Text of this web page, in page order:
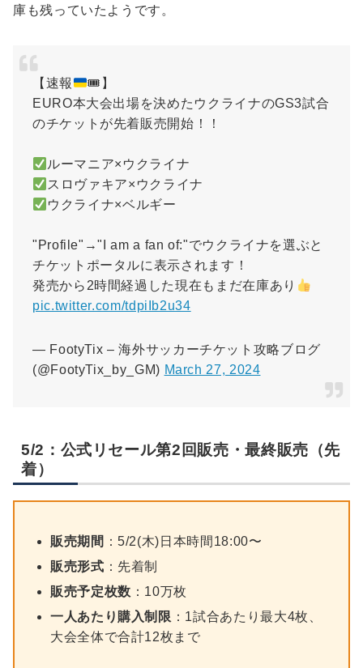
庫も残っていたようです。
【速報
🎟】
EURO本大会出場を決めたウクライナのGS3試合
のチケットが先着販売開始！！
ルーマニア×ウクライナ
スロヴァキア×ウクライナ
ウクライナ×ベルギー
"Profile"→"I am a fan of:"でウクライナを選ぶと
チケットポータルに表示されます！
発売から2時間経過した現在もまだ在庫あり
pic.twitter.com/tdpiIb2u34
— FootyTix – 海外サッカーチケット攻略ブログ
(@FootyTix_by_GM) March 27, 2024
5/2：公式リセール第2回販売・最終販売（先
着）
販売期間 ：5/2(木)日本時間18:00〜
販売形式 ：先着制
販売予定枚数 ：10万枚
一人あたり購入制限 ：1試合あたり最大4枚、
大会全体で合計12枚まで